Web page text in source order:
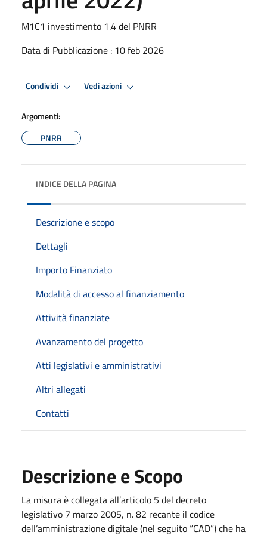
M1C1 investimento 1.4 del PNRR
Data di Pubblicazione : 10 feb 2026
Condividi Vedi azioni
Argomenti:
PNRR
INDICE DELLA PAGINA
Descrizione e scopo
Dettagli
Importo Finanziato
Modalità di accesso al finanziamento
Attività finanziate
Avanzamento del progetto
Atti legislativi e amministrativi
Altri allegati
Contatti
Descrizione e Scopo
La misura è collegata all’articolo 5 del decreto
legislativo 7 marzo 2005, n. 82 recante il codice
dell’amministrazione digitale (nel seguito “CAD”) che ha